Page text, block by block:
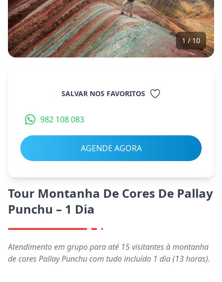
1 / 10
SALVAR NOS FAVORITOS
982 108 083
AGENDE AGORA
Tour Montanha De Cores De Pallay
Punchu – 1 Dia
Atendimento em grupo para até 15 visitantes à montanha
de cores Pallay Punchu com tudo incluído 1 dia (13 horas).